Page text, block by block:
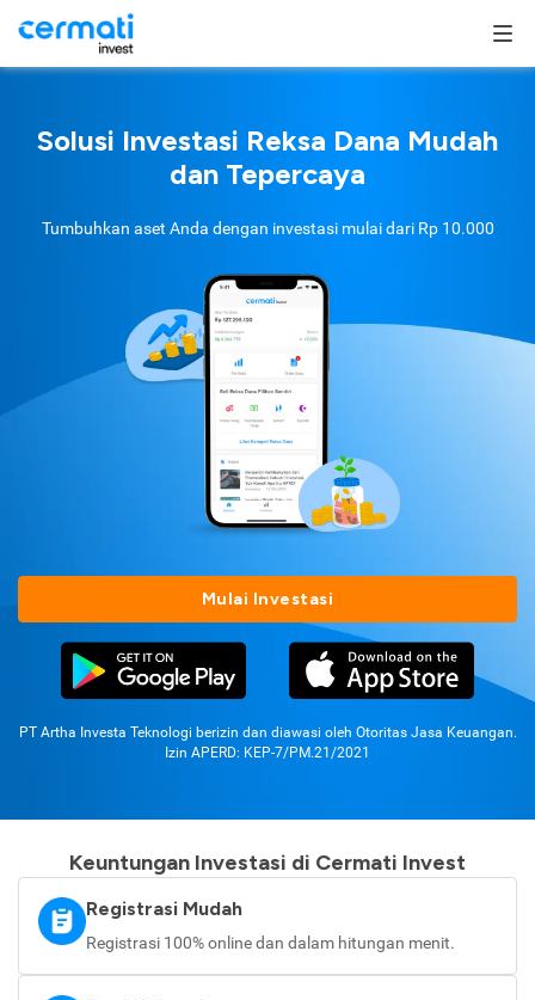
Solusi Investasi Reksa Dana Mudah
dan Tepercaya
Tumbuhkan aset Anda dengan investasi mulai dari Rp 10.000
Mulai Investasi
PT Artha Investa Teknologi berizin dan diawasi oleh Otoritas Jasa Keuangan.
Izin APERD: KEP-7/PM.21/2021
Keuntungan Investasi di Cermati Invest
Registrasi Mudah
Registrasi 100% online dan dalam hitungan menit.